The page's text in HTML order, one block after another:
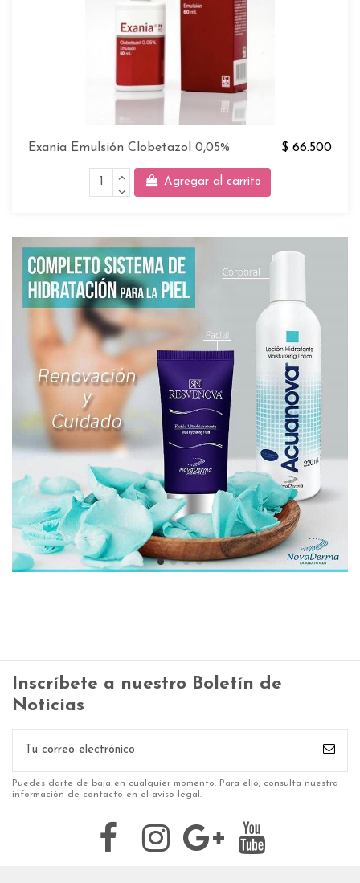
Exania Emulsión Clobetazol 0,05% $ 66.500
Agregar al carrito
Inscríbete a nuestro Boletín de
Noticias
Puedes darte de baja en cualquier momento. Para ello, consulta nuestra
información de contacto en el aviso legal.